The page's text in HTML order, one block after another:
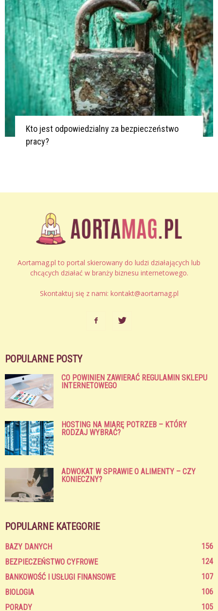
Kto jest odpowiedzialny za bezpieczeństwo
pracy?
Aortamag.pl to portal skierowany do ludzi działających lub
chcących działać w branży biznesu internetowego.
Skontaktuj się z nami: kontakt@aortamag.pl
POPULARNE POSTY
CO POWINIEN ZAWIERAĆ REGULAMIN SKLEPU
INTERNETOWEGO
HOSTING NA MIARĘ POTRZEB – KTÓRY
RODZAJ WYBRAĆ?
ADWOKAT W SPRAWIE O ALIMENTY – CZY
KONIECZNY?
POPULARNE KATEGORIE
BAZY DANYCH
156
BEZPIECZEŃSTWO CYFROWE
124
BANKOWOŚĆ I USŁUGI FINANSOWE
107
BIOLOGIA
106
PORADY
105